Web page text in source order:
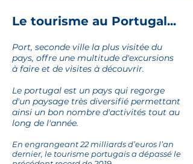
Le tourisme au Portugal...
Port, seconde ville la plus visitée du
pays, offre une multitude d'excursions
à faire et de visites à découvrir.
Le portugal est un pays qui regorge
d'un paysage très diversifié permettant
ainsi un bon nombre d'activités tout au
long de l'année.
En engrangeant 22 milliards d’euros l’an
dernier, le tourisme portugais a dépassé le